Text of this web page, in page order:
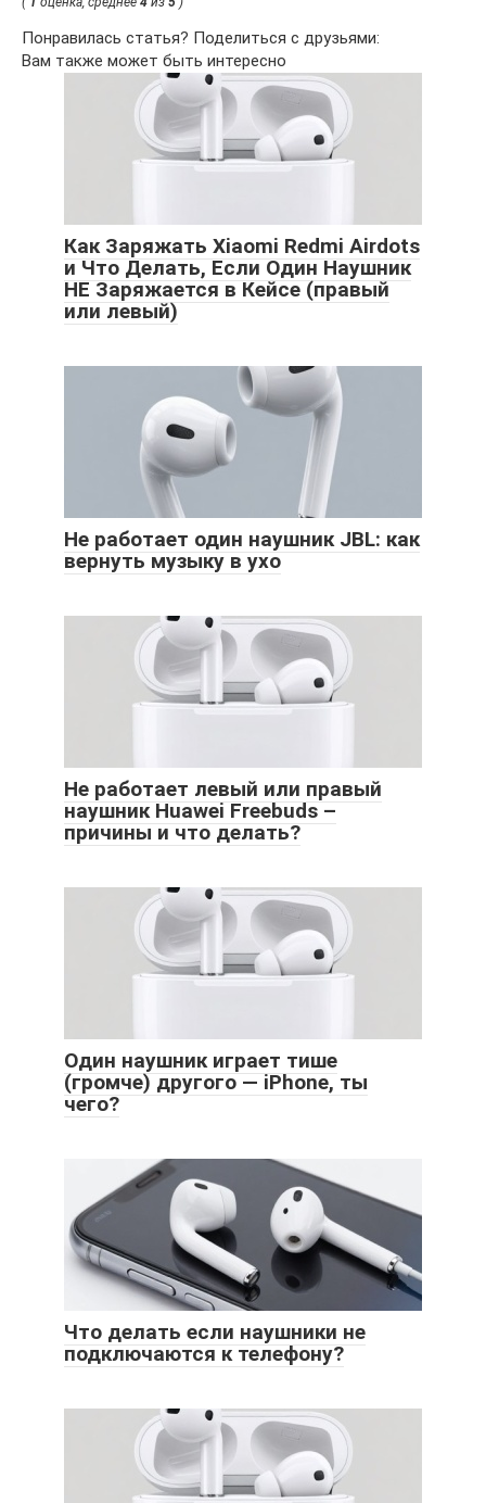
Понравилась статья? Поделиться с друзьями:
Вам также может быть интересно
Как Заряжать Xiaomi Redmi Airdots
и Что Делать, Если Один Наушник
НЕ Заряжается в Кейсе (правый
или левый)
Не работает один наушник JBL: как
вернуть музыку в ухо
Не работает левый или правый
наушник Huawei Freebuds –
причины и что делать?
Один наушник играет тише
(громче) другого — iPhone, ты
чего?
Что делать если наушники не
подключаются к телефону?